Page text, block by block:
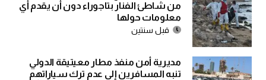
من شاطئ الفنار بتاجوراء دون أن يقدم أي
معلومات حولها
قبل سنتين
مديرية أمن منفذ مطار معيتيقة الدولي
تنبه المسافرين إلى عدم ترك سياراتهم